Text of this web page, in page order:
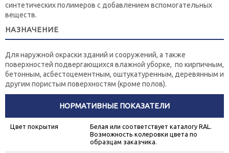
синтетических полимеров с добавлением вспомогательных
веществ.
НАЗНАЧЕНИЕ
Для наружной окраски зданий и сооружений, а также
поверхностей подвергающихся влажной уборке, по кирпичным,
бетонным, асбестоцементным, оштукатуренным, деревянным и
другим пористым поверхностям (кроме полов).
НОРМАТИВНЫЕ ПОКАЗАТЕЛИ
Цвет покрытия
Белая или соответствует каталогу RAL.
Возможность колеровки цвета по
образцам заказчика.